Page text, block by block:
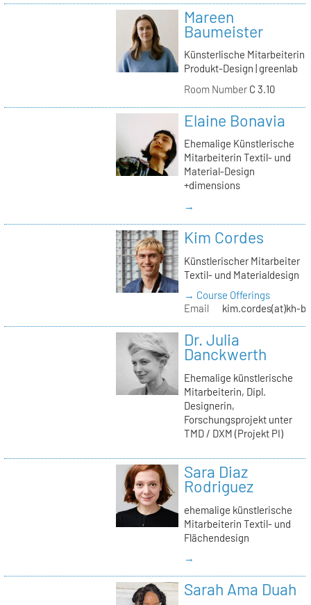
Mareen
Baumeister
Künsterlische Mitarbeiterin
Produkt-Design | greenlab
Room NumberC 3.10
Elaine Bonavia
Ehemalige Künstlerische
Mitarbeiterin Textil- und
Material-Design
+dimensions
→
Kim Cordes
Künstlerischer Mitarbeiter
Textil- und Materialdesign
→ Course Offerings
Email
kim.cordes(at)kh-
Dr. Julia
Danckwerth
Ehemalige künstlerische
Mitarbeiterin, Dipl.
Designerin,
Forschungsprojekt unter
TMD / DXM (Projekt PI)
Sara Diaz
Rodriguez
ehemalige künstlerische
Mitarbeiterin Textil- und
Flächendesign
→
Sarah Ama Duah